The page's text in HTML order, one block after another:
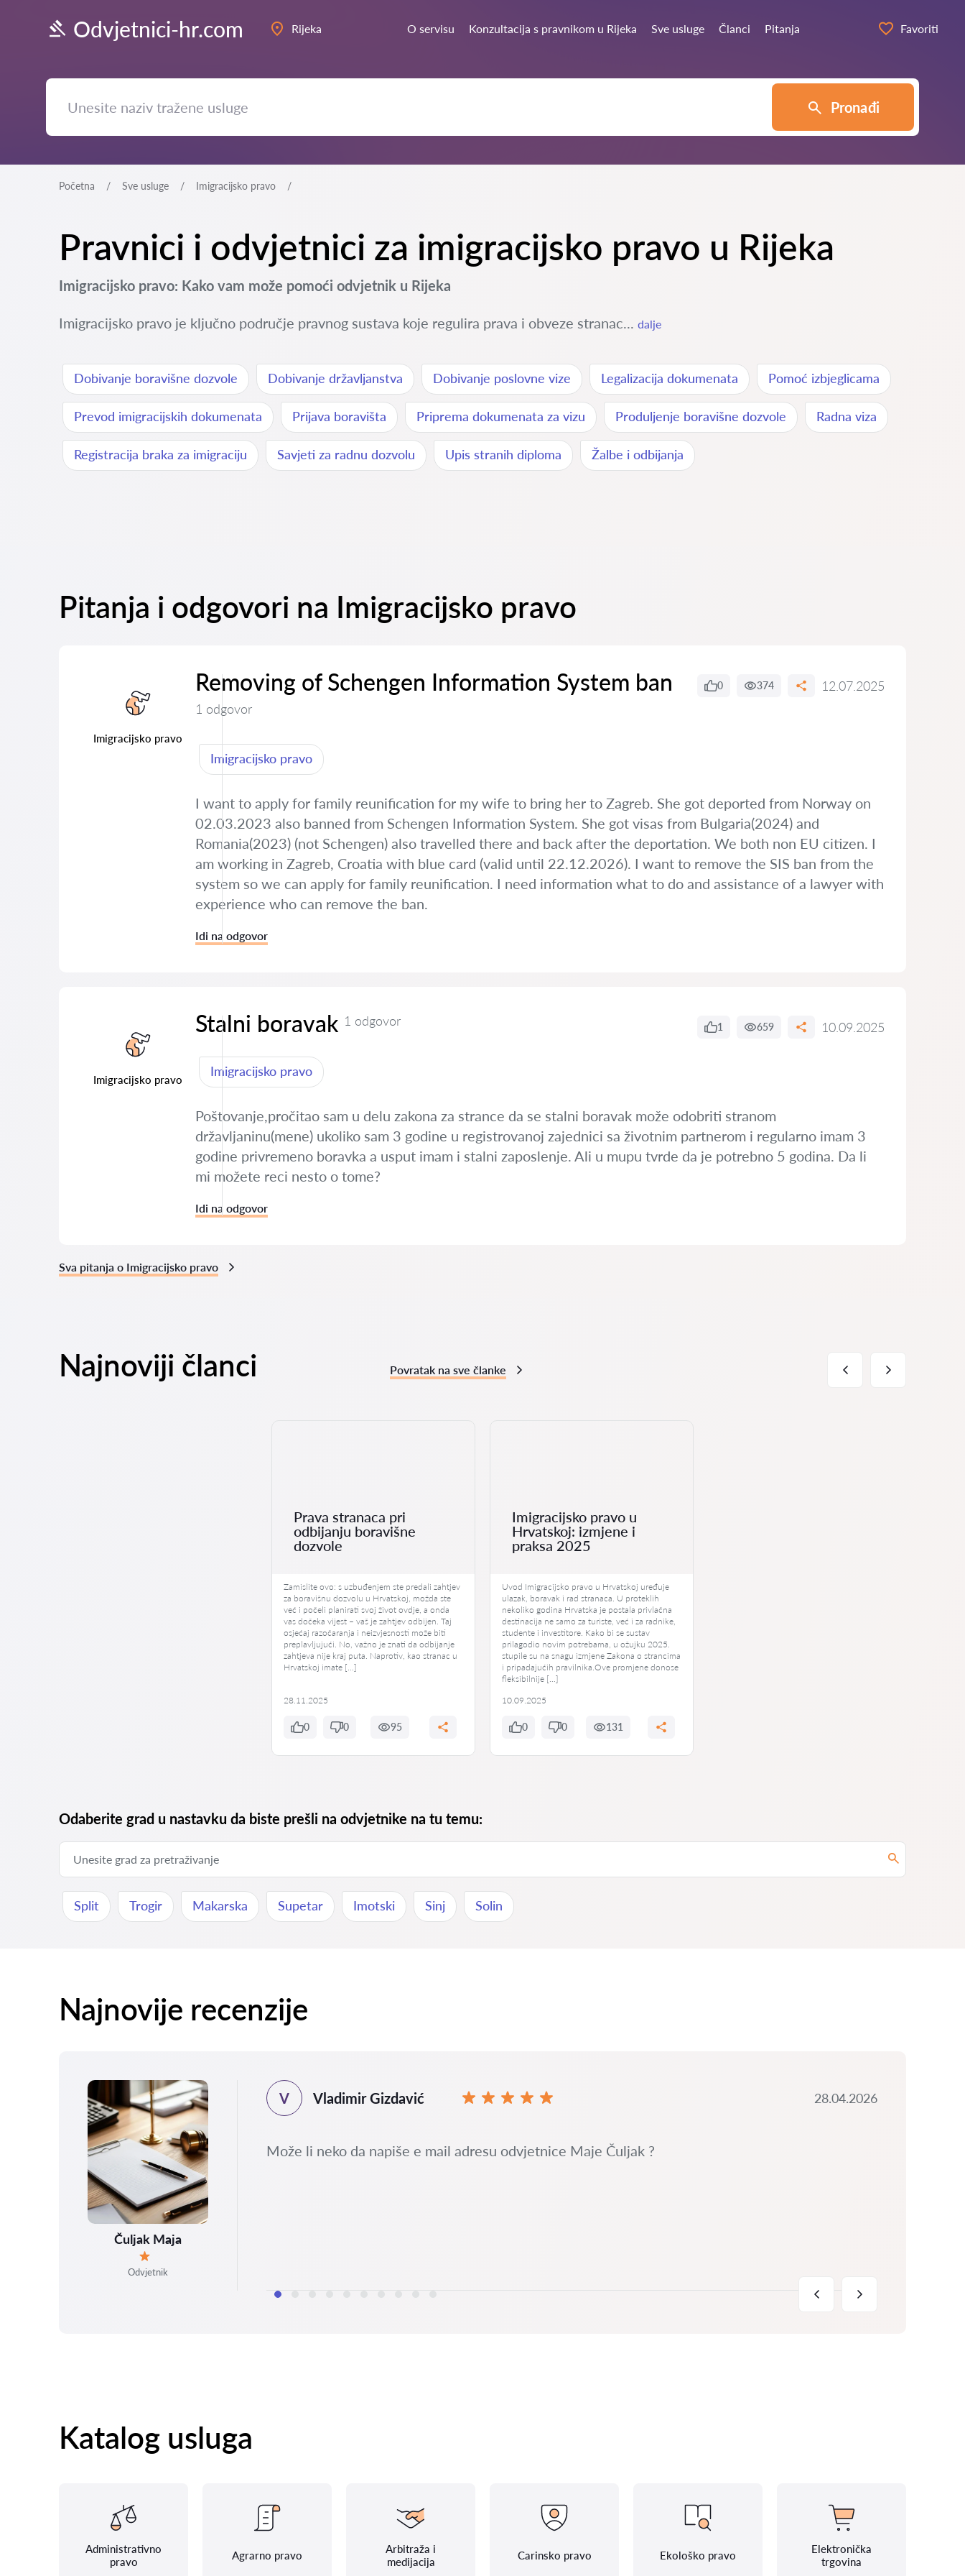
Odvjetnici-hr.com Rijeka O servisu Konzultacija s pravnikom u Rijeka Sve usluge Članci Pitanja Favoriti
Pronađi
Početna Sve usluge Imigracijsko pravo
Pravnici i odvjetnici za imigracijsko pravo u Rijeka
Imigracijsko pravo: Kako vam može pomoći odvjetnik u Rijeka
Imigracijsko pravo je ključno područje pravnog sustava koje regulira prava i obveze stranac... dalje
Dobivanje boravišne dozvole Dobivanje državljanstva Dobivanje poslovne vize Legalizacija dokumenata Pomoć izbjeglicama
Prevod imigracijskih dokumenata Prijava boravišta Priprema dokumenata za vizu Produljenje boravišne dozvole Radna viza
Registracija braka za imigraciju Savjeti za radnu dozvolu Upis stranih diploma Žalbe i odbijanja
Pitanja i odgovori na Imigracijsko pravo
Imigracijsko pravo
Removing of Schengen Information System ban
1 odgovor
0 374 12.07.2025
Imigracijsko pravo
I want to apply for family reunification for my wife to bring her to Zagreb. She got deported from Norway on
02.03.2023 also banned from Schengen Information System. She got visas from Bulgaria(2024) and
Romania(2023) (not Schengen) also travelled there and back after the deportation. We both non EU citizen. I
am working in Zagreb, Croatia with blue card (valid until 22.12.2026). I want to remove the SIS ban from the
system so we can apply for family reunification. I need information what to do and assistance of a lawyer with
experience who can remove the ban.
Idi na odgovor
Imigracijsko pravo
Stalni boravak 1 odgovor 1 659 10.09.2025
Imigracijsko pravo
Poštovanje,pročitao sam u delu zakona za strance da se stalni boravak može odobriti stranom
državljaninu(mene) ukoliko sam 3 godine u registrovanoj zajednici sa životnim partnerom i regularno imam 3
godine privremeno boravka a usput imam i stalni zaposlenje. Ali u mupu tvrde da je potrebno 5 godina. Da li
mi možete reci nesto o tome?
Idi na odgovor
Sva pitanja o Imigracijsko pravo
Najnoviji članci Povratak na sve članke
Prava stranaca pri
odbijanju boravišne
dozvole
Zamislite ovo: s uzbuđenjem ste predali zahtjev
za boravišnu dozvolu u Hrvatskoj, možda ste
već i počeli planirati svoj život ovdje, a onda
vas dočeka vijest – vaš je zahtjev odbijen. Taj
osjećaj razočaranja i neizvjesnosti može biti
preplavljujući. No, važno je znati da odbijanje
zahtjeva nije kraj puta. Naprotiv, kao stranac u
Hrvatskoj imate […]
28.11.2025
0 0 95
Imigracijsko pravo u
Hrvatskoj: izmjene i
praksa 2025
Uvod Imigracijsko pravo u Hrvatskoj uređuje
ulazak, boravak i rad stranaca. U proteklih
nekoliko godina Hrvatska je postala privlačna
destinacija ne samo za turiste, već i za radnike,
studente i investitore. Kako bi se sustav
prilagodio novim potrebama, u ožujku 2025.
stupile su na snagu izmjene Zakona o strancima
i pripadajućih pravilnika.Ove promjene donose
fleksibilnije […]
10.09.2025
0 0 131
Odaberite grad u nastavku da biste prešli na odvjetnike na tu temu:
Split Trogir Makarska Supetar Imotski Sinj Solin
Najnovije recenzije
Čuljak Maja
Ocjena:
Odvjetnik
V Vladimir Gizdavić 28.04.2026
Može li neko da napiše e mail adresu odvjetnice Maje Čuljak ?
Katalog usluga
Administrativno
pravo
Agrarno pravo
Arbitraža i
medijacija
Carinsko pravo Ekološko pravo
Elektronička
trgovina